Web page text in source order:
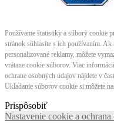
Používame štatistiky a súbory cookie
stránok súhlasíte s ich používaním. Ak
personalizované reklamy, môžete
vrátane cookie súborov. Viac
ochrane osobných údajov nájdete v
Ukladanie súborov cookie si môžete
Prispôsobiť
Nastavenie cookie a